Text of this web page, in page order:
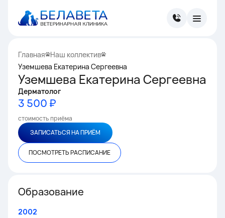
Главная
Наш коллектив
Уземшева Екатерина Сергеевна
Уземшева Екатерина Сергеевна
Дерматолог
3 500 ₽
стоимость приёма
ЗАПИСАТЬСЯ НА ПРИЁМ
ПОСМОТРЕТЬ РАСПИСАНИЕ
Образование
2002